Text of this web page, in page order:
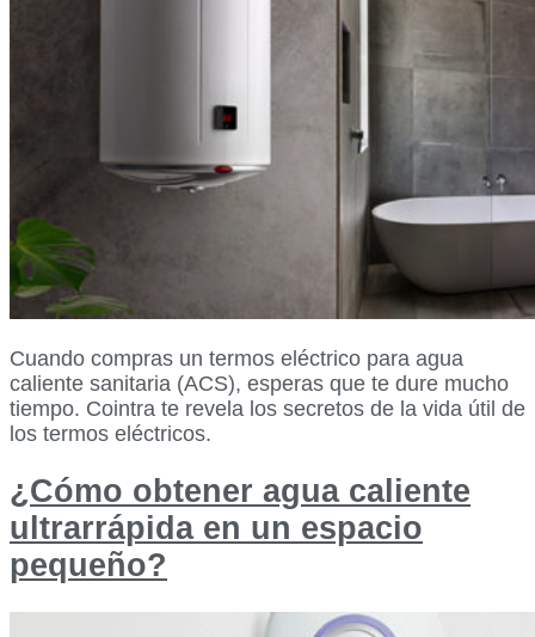
Cuando compras un termos eléctrico para agua
caliente sanitaria (ACS), esperas que te dure mucho
tiempo. Cointra te revela los secretos de la vida útil de
los termos eléctricos.
¿Cómo obtener agua caliente
ultrarrápida en un espacio
pequeño?